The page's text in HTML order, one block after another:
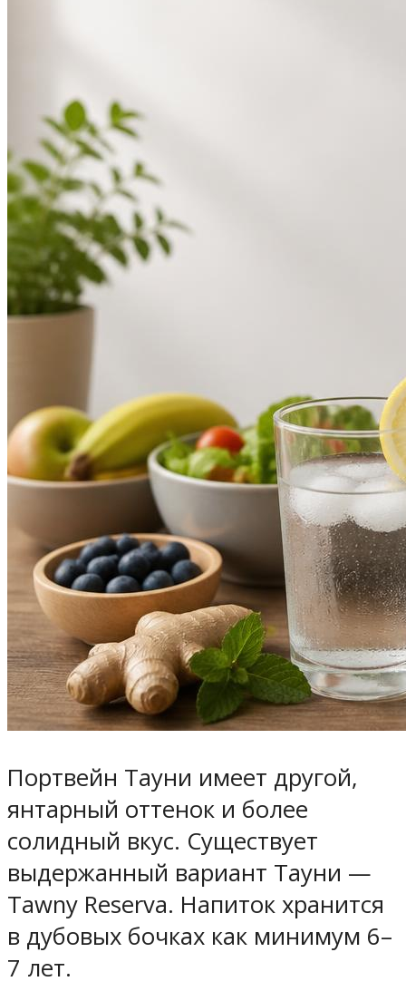
Портвейн Тауни имеет другой,
янтарный оттенок и более
солидный вкус. Существует
выдержанный вариант Тауни —
Tawny Reserva. Напиток хранится
в дубовых бочках как минимум 6–
7 лет.